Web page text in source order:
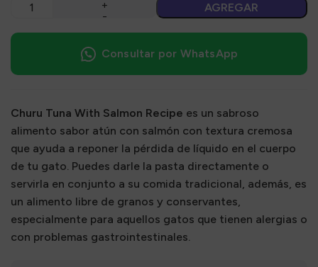
AGREGAR
Consultar por WhatsApp
Churu Tuna With Salmon Recipe es un sabroso
alimento sabor atún con salmón con textura cremosa
que ayuda a reponer la pérdida de líquido en el cuerpo
de tu gato. Puedes darle la pasta directamente o
servirla en conjunto a su comida tradicional, además, es
un alimento libre de granos y conservantes,
especialmente para aquellos gatos que tienen alergias o
con problemas gastrointestinales.